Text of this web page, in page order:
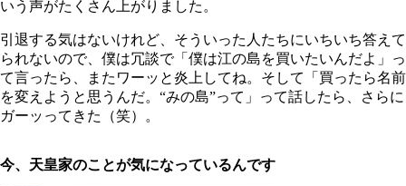
いう声がたくさん上がりました。
引退する気はないけれど、そういった人たちにいちいち答えて
られないので、僕は冗談で「僕は江の島を買いたいんだよ」っ
て言ったら、またワーッと炎上してね。そして「買ったら名前
を変えようと思うんだ。“みの島”って」って話したら、さらに
ガーッってきた（笑）。
今、天皇家のことが気になっているんです